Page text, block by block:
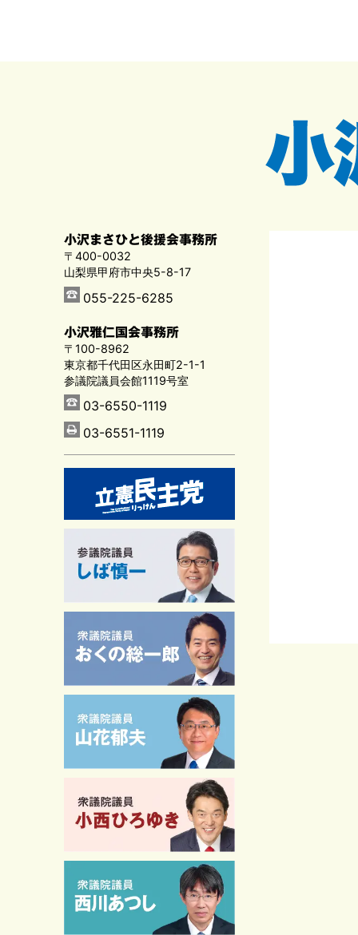
小沢まさひと後援会事務所
〒400-0032
山梨県甲府市中央5-8-17
055-225-6285
小沢雅仁国会事務所
〒100-8962
東京都千代田区永田町2-1-1
参議院議員会館1119号室
03-6550-1119
03-6551-1119